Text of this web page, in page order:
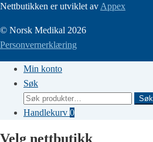
Nettbutikken er utviklet av Appex
© Norsk Medikal 2026
Personvernerklæring
Min konto
Søk
Søk
etter:
Søk
Handlekurv 0
Velg nettbutikk